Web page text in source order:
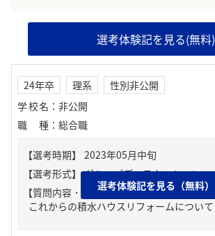
選考体験記を見る(無料)
24年卒 理系
性別非公開
学校名 ： 非公開
職種 ： 総合職
【質問内容・課題】
これからの積水ハウスリフォームについて
選考体験記を見る（無料）